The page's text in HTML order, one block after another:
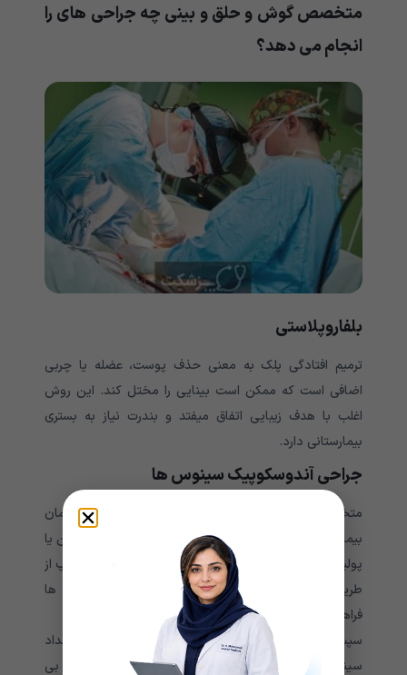
متخصص گوش و حلق و بینی چه جراحی های را
انجام می دهد؟
بلفاروپلاستی
ترمیم افتادگی پلک به معنی حذف پوست، عضله یا چربی
اضافی است که ممکن است بینایی را مختل کند. این روش
اغلب با هدف زیبایی اتفاق میفتد و بندرت نیاز به بستری
بیمارستانی دارد.
جراحی آندوسکوپیک سینوس ها
متخصص گوش و حلق و بینی اغلب این جراحی را برای درمان
بیماری های عفونی و التهابی سینوس مانند سینوزیت مزمن یا
پولیپ انجام می دهد. با استفاده از ابزاری به نام آندوسکوپ از
طریق حفره های بینی امکان بررسی و جراحی سینوس ها
فراهم می شود.
سپس با استفاده از سایر ابزار جراحی می توان علل انسداد
سینوس ها را از بین برد. این روش جراحی می تواند تحت بی